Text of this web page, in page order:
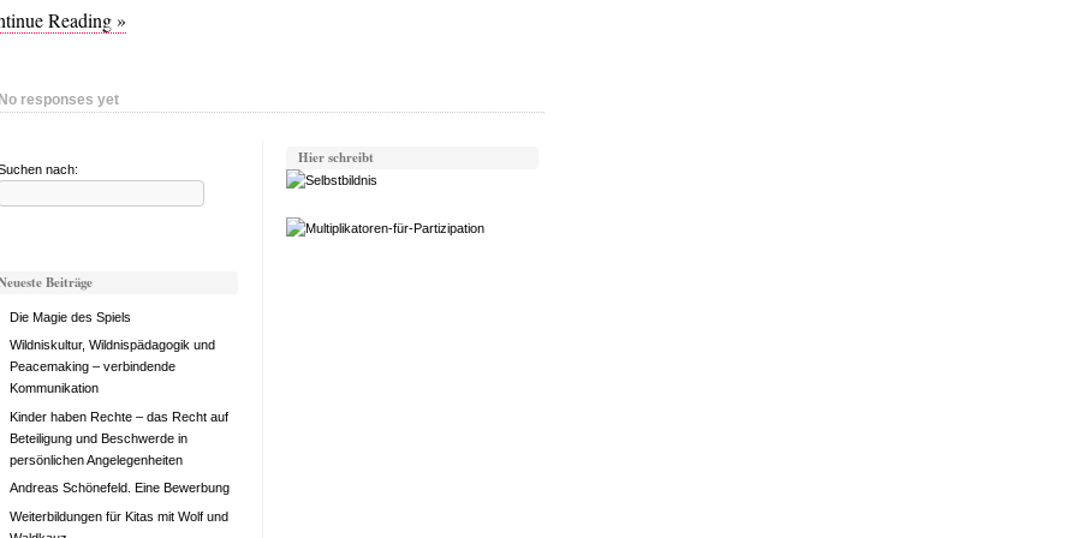
Reading »
responses yet
nach:
Beiträge
Die Magie des Spiels
Wildniskultur, Wildnispädagogik und
Peacemaking – verbindende
Kommunikation
Kinder haben Rechte – das Recht auf
Beteiligung und Beschwerde in
persönlichen Angelegenheiten
Andreas Schönefeld. Eine Bewerbung
Weiterbildungen für Kitas mit Wolf und
Hier schreibt